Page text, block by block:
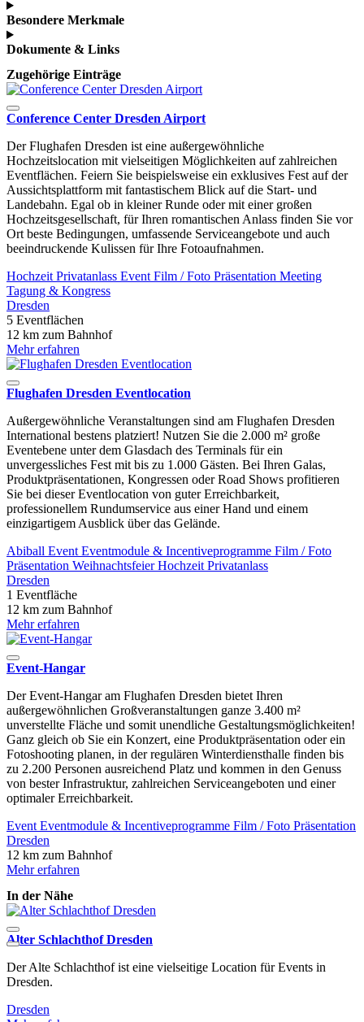
Besondere Merkmale
Dokumente & Links
Zugehörige Einträge
Conference Center Dresden Airport
Der Flughafen Dresden ist eine außergewöhnliche
Hochzeitslocation mit vielseitigen Möglichkeiten auf zahlreichen
Eventflächen. Feiern Sie beispielsweise ein exklusives Fest auf der
Aussichtsplattform mit fantastischem Blick auf die Start- und
Landebahn. Egal ob in kleiner Runde oder mit einer großen
Hochzeitsgesellschaft, für Ihren romantischen Anlass finden Sie vor
Ort beste Bedingungen, umfassende Serviceangebote und auch
beeindruckende Kulissen für Ihre Fotoaufnahmen.
Hochzeit Privatanlass Event Film / Foto Präsentation Meeting
Tagung & Kongress
Dresden
5 Eventflächen
12 km zum Bahnhof
Mehr erfahren
Flughafen Dresden Eventlocation
Außergewöhnliche Veranstaltungen sind am Flughafen Dresden
International bestens platziert! Nutzen Sie die 2.000 m² große
Eventebene unter dem Glasdach des Terminals für ein
unvergessliches Fest mit bis zu 1.000 Gästen. Bei Ihren Galas,
Produktpräsentationen, Kongressen oder Road Shows profitieren
Sie bei dieser Eventlocation von guter Erreichbarkeit,
professionellem Rundumservice aus einer Hand und einem
einzigartigem Ausblick über das Gelände.
Abiball Event Eventmodule & Incentiveprogramme Film / Foto
Präsentation WeihnachtsfeierHochzeit Privatanlass
Dresden
1 Eventfläche
12 km zum Bahnhof
Mehr erfahren
Event-Hangar
Der Event-Hangar am Flughafen Dresden bietet Ihren
außergewöhnlichen Großveranstaltungen ganze 3.400 m²
unverstellte Fläche und somit unendliche Gestaltungsmöglichkeiten!
Ganz gleich ob Sie ein Konzert, eine Produktpräsentation oder ein
Fotoshooting planen, in der regulären Winterdiensthalle finden bis
zu 2.200 Personen ausreichend Platz und kommen in den Genuss
von bester Infrastruktur, zahlreichen Serviceangeboten und einer
optimaler Erreichbarkeit.
Event Eventmodule & Incentiveprogramme Film / Foto Präsentation
Dresden
12 km zum Bahnhof
Mehr erfahren
In der Nähe
Alter Schlachthof Dresden
Der Alte Schlachthof ist eine vielseitige Location für Events in
Dresden.
Dresden